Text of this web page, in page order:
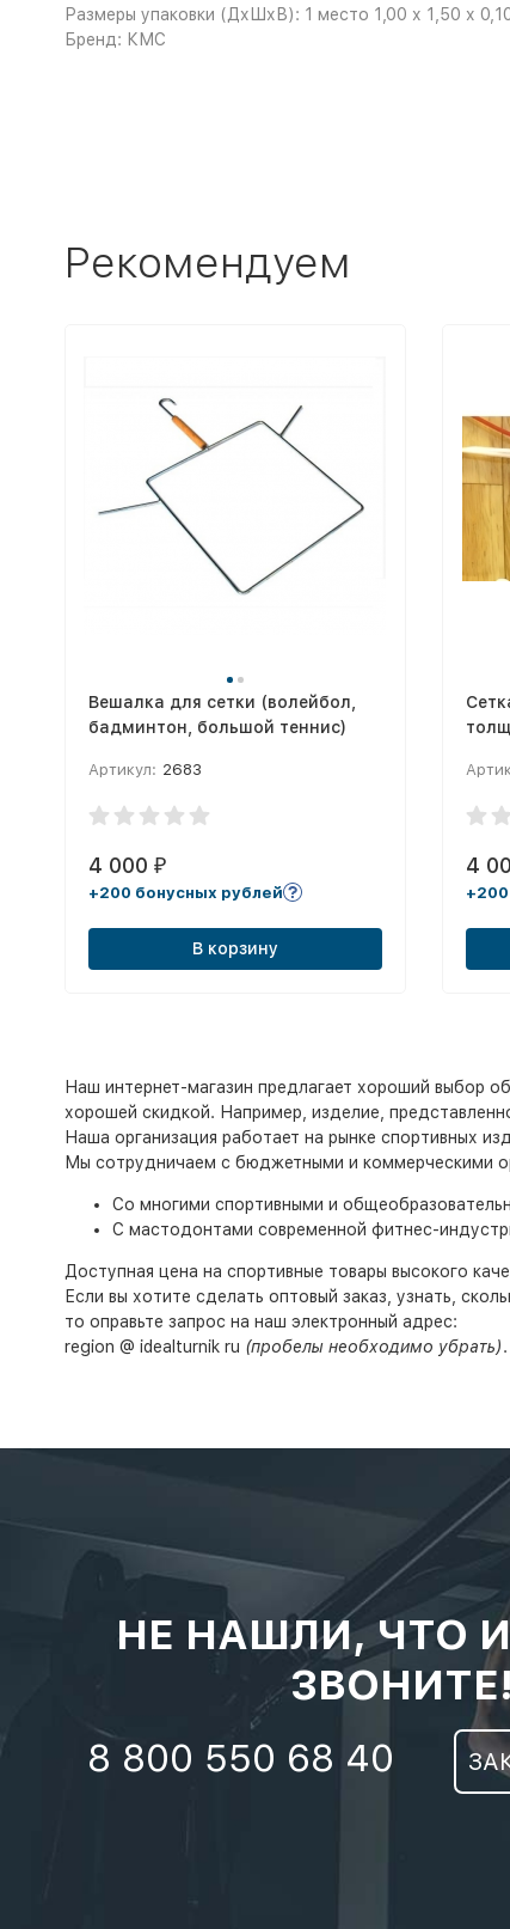
Размеры упаковки (ДхШхВ): 1 место 1,00 х 1,50 х
Бренд: КМС
Рекомендуем
Вешалка для сетки (волейбол,
бадминтон, большой теннис)
Артикул: 2683
4 000 ₽
+200 бонусных рублей
В корзину
4
Наш интернет-магазин предлагает хороший выбор
хорошей скидкой. Например, изделие,
Наша организация работает на рынке спортивных
Мы сотрудничаем с бюджетными и коммерческими
Со многими спортивными и
С мастодонтами современной фитнес-
Доступная цена на спортивные товары высокого
Если вы хотите сделать оптовый заказ, узнать,
то оправьте запрос на наш электронный адрес:
region @ idealturnik ru (пробелы необходимо убрать).
НЕ НАШЛИ, ЧТО
ЗВОНИТЕ!
8 800 550 68 40